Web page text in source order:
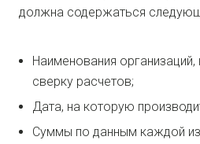
должна содержаться
Наименования
сверку расчетов;
Дата, на которую
Суммы по данным каждой